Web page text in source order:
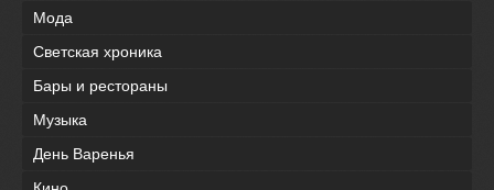
Мода
Светская хроника
Бары и рестораны
Музыка
День Варенья